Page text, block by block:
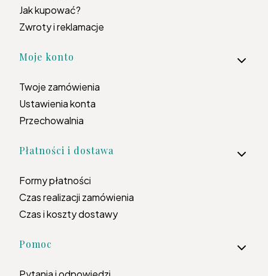
Jak kupować?
Zwroty i reklamacje
Moje konto
Twoje zamówienia
Ustawienia konta
Przechowalnia
Płatności i dostawa
Formy płatności
Czas realizacji zamówienia
Czas i koszty dostawy
Pomoc